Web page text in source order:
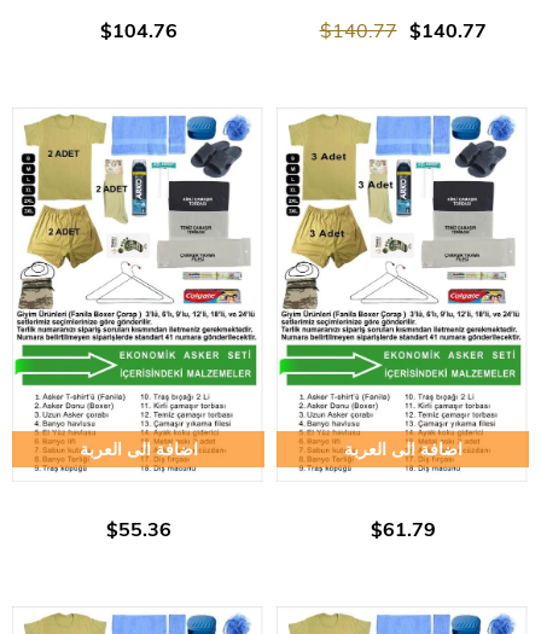
$104.76 $140.77
$140.77
اضافة الى العربة
$55.36
اضافة الى العربة
$61.79